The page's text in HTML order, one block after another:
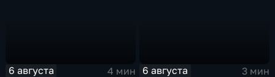
6 августа
4 мин
6 августа
3 мин